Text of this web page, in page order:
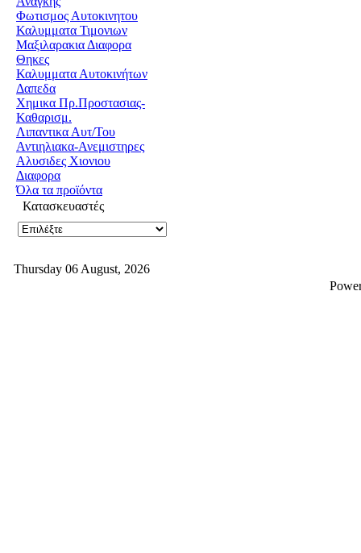
Φωτισμος Αυτοκινητου
Καλυμματα Τιμονιων
Μαξιλαρακια Διαφορα
Θηκες
Καλυμματα Αυτοκινήτων
Δαπεδα
Χημικα Πρ.Προστασιας-
Καθαρισμ.
Λιπαντικα Αυτ/Του
Αντιηλιακα-Ανεμιστηρες
Αλυσιδες Χιονιου
Διαφορα
Όλα τα προϊόντα
Κατασκευαστές
Thursday 06 August, 2026